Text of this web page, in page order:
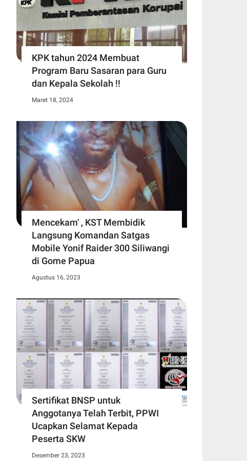
KPK tahun 2024 Membuat
Program Baru Sasaran para Guru
dan Kepala Sekolah !!
Maret 18, 2024
Mencekam' , KST Membidik
Langsung Komandan Satgas
Mobile Yonif Raider 300 Siliwangi
di Gome Papua
Agustus 16, 2023
Sertifikat BNSP untuk
Anggotanya Telah Terbit, PPWI
Ucapkan Selamat Kepada
Peserta SKW
Desember 23, 2023